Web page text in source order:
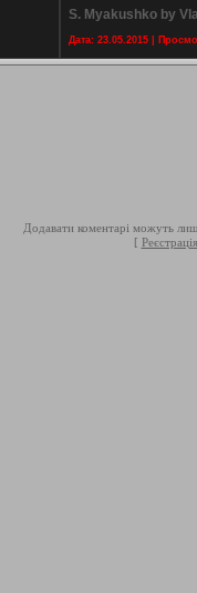
S. Myakushko by
Дата: 23.05.2015 |
Додавати коментарі можуть
[ Реєстрація